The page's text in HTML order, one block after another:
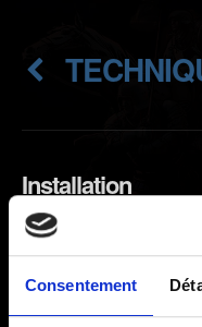
Consentement
Installation
Langues
Quelle est la